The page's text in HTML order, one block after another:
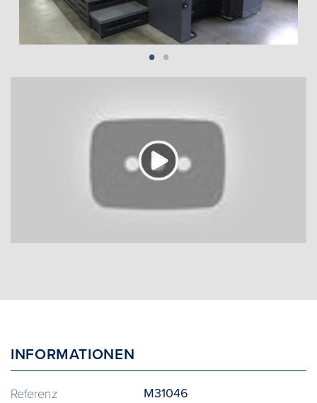
INFORMATIONEN
Referenz M31046